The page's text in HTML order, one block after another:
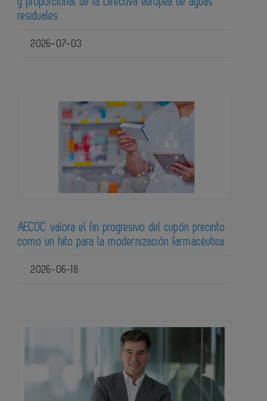
residuales
2026-07-03
AECOC valora el fin progresivo del cupón precinto
como un hito para la modernización farmacéutica
2026-06-18